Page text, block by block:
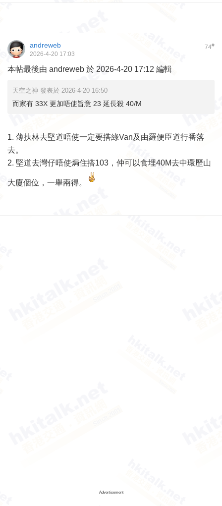
74#
andreweb
2026-4-20 17:03
本帖最後由 andreweb 於 2026-4-20 17:12 編輯
天空之神 發表於 2026-4-20 16:50
而家有 33X 更加唔使旨意 23 延長殺 40/M
1. 薄扶林去堅道唔使一定要搭綠Van及由羅便臣道行番落
去。
2. 堅道去灣仔唔使焗住搭103，仲可以食埋40M去中環歷山
大廈個位，一舉兩得。
Advertisement